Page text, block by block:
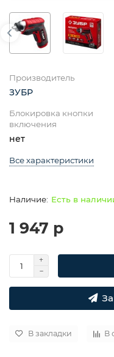
Производитель
ЗУБР
Блокировка кнопки
включения
нет
Все характеристики
Есть в
1 947 р
В закладки В